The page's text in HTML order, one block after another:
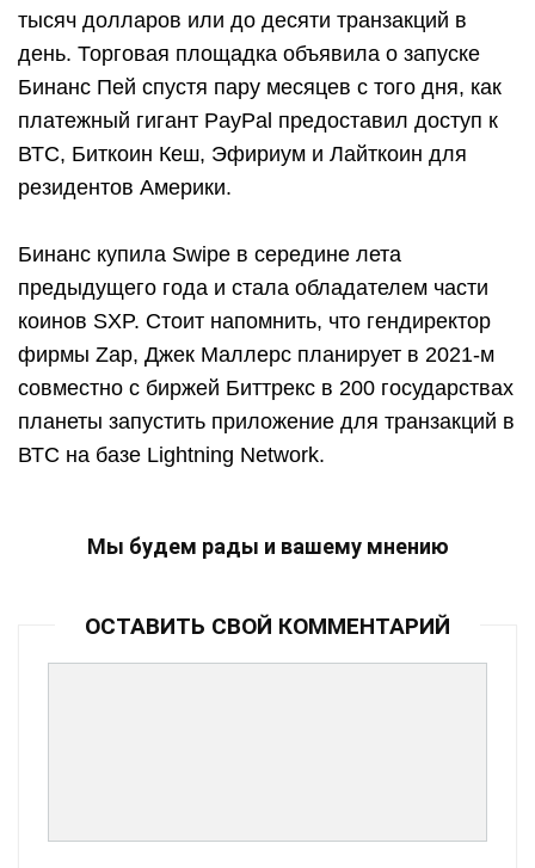
тысяч долларов или до десяти транзакций в
день. Торговая площадка объявила о запуске
Бинанс Пей спустя пару месяцев с того дня, как
платежный гигант PayPal предоставил доступ к
ВТС, Биткоин Кеш, Эфириум и Лайткоин для
резидентов Америки.
Бинанс купила Swipe в середине лета
предыдущего года и стала обладателем части
коинов SXP. Стоит напомнить, что гендиректор
фирмы Zap, Джек Маллерс планирует в 2021-м
совместно с биржей Биттрекс в 200 государствах
планеты запустить приложение для транзакций в
ВТС на базе Lightning Network.
Мы будем рады и вашему мнению
ОСТАВИТЬ СВОЙ КОММЕНТАРИЙ